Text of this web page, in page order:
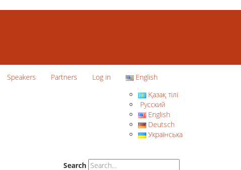
Speakers Partners Log in
English
Қазақ тілі
Русский
English
Deutsch
Українська
Search